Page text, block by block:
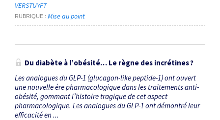
VERSTUYFT
RUBRIQUE Mise au point
Du diabète à l’obésité… Le règne des incrétines ?
Les analogues du GLP-1 (glucagon-like peptide-1) ont ouvert
une nouvelle ère pharmacologique dans les traitements anti-
obésité, gommant l’histoire tragique de cet aspect
pharmacologique. Les analogues du GLP-1 ont démontré leur
efficacité en ...